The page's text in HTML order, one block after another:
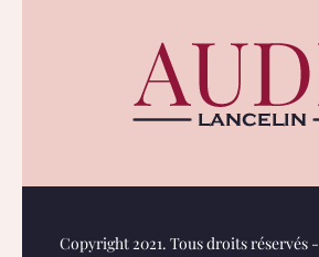
Copyright 2021. Tous droits réservés -